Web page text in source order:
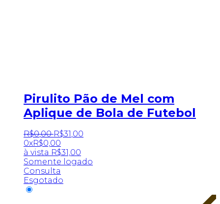
Pirulito Pão de Mel com
Aplique de Bola de Futebol
R$0,00 R$31,00
0xR$0,00
à vista R$31,00
Somente logado
Consulta
Esgotado